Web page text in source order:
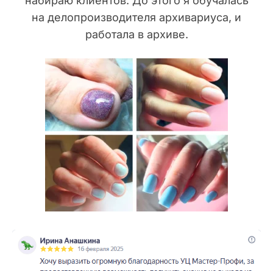
на делопроизводителя архивариуса, и
работала в архиве.